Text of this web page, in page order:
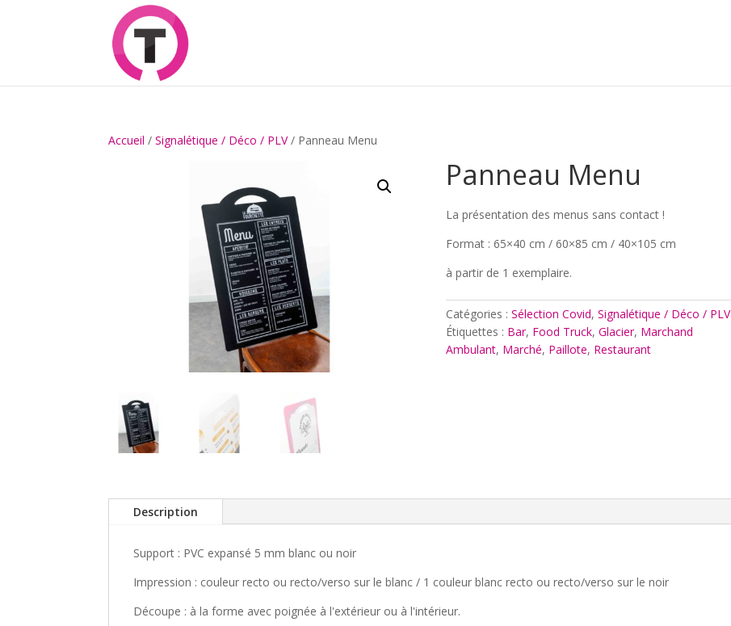
Accueil /Signalétique / Déco / PLV/ Panneau Menu
Panneau Menu
La présentation des menus sans contact !
Format : 65×40 cm / 60×85 cm / 40×105 cm
à partir de 1 exemplaire.
Catégories : Sélection Covid, Signalétique / Déco / PLV
Étiquettes : Bar, Food Truck, Glacier, Marchand
Ambulant, Marché, Paillote, Restaurant
Description
Support : PVC expansé 5 mm blanc ou noir
Impression : couleur recto ou recto/verso sur le blanc / 1 couleur blanc recto ou recto/verso sur le noir
Découpe : à la forme avec poignée à l'extérieur ou à l'intérieur.